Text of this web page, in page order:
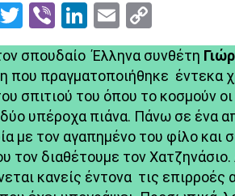
Twitter
ViberLinkedIn
Email
Link
σπουδαίο Έλληνα συνθέτη
που πραγματοποιήθηκε έντεκα
σπιτιού του όπου το κοσμούν
υπέροχα πιάνα. Πάνω σε ένα
με τον αγαπημένο του φίλο και
τον διαθέτουμε τον
κανείς έντονα τις